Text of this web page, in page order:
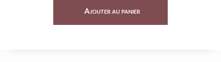
Ajouter au panier